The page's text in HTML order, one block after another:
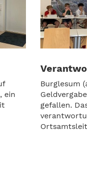
ein
Burglesum
gefallen.